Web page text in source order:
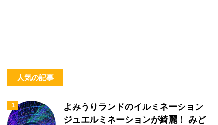
人気の記事
1
よみうりランドのイルミネーション
ジュエルミネーションが綺麗！ みど